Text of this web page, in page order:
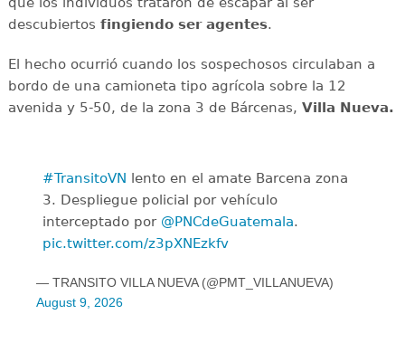
descubiertos fingiendo ser agentes.
El hecho ocurrió cuando los sospechosos circulaban a
bordo de una camioneta tipo agrícola sobre la 12
avenida y 5-50, de la zona 3 de Bárcenas, Villa Nueva.
#TransitoVN lento en el amate Barcena zona
3. Despliegue policial por vehículo
interceptado por @PNCdeGuatemala.
pic.twitter.com/z3pXNEzkfv
— TRANSITO VILLA NUEVA (@PMT_VILLANUEVA)
August 9, 2026